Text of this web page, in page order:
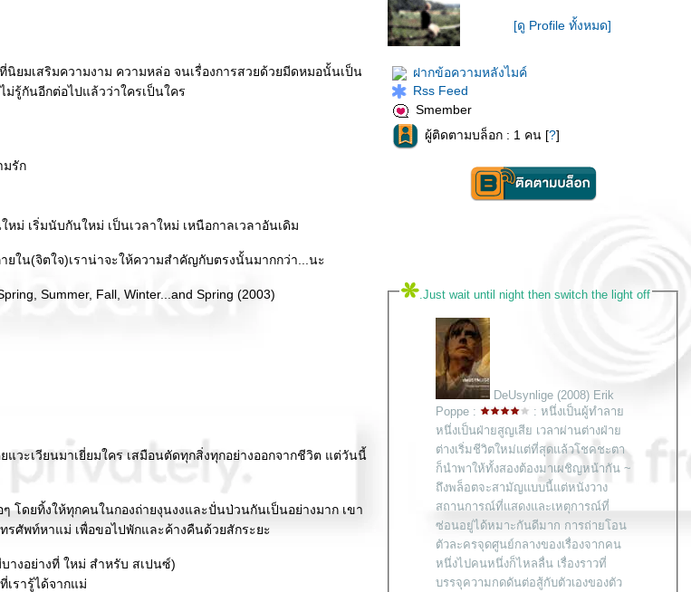
ยมเสริมความงาม ความหล่อ จนเรื่องการสวยด้วยมีดหมอนั้นเป็น
ม่รู้กันอีกต่อไปแล้วว่าใครเป็นใคร
มรัก
เริ่มนับกันใหม่ เป็นเวลาใหม่ เหนือกาลเวลาอันเดิม
ยใน(จิตใจ)เราน่าจะให้ความสำคัญกับตรงนั้นมากกว่า...นะ
Summer, Fall, Winter...and Spring (2003)
แวะเวียนมาเยี่ยมใคร เสมือนตัดทุกสิ่งทุกอย่างออกจากชีวิต แต่วันนี้
โดยทิ้งให้ทุกคนในกองถ่ายงุนงงและปั่นป่วนกันเป็นอย่างมาก เขา
ศัพท์หาแม่ เพื่อขอไปพักและค้างคืนด้วยสักระยะ
างอย่างที่ ใหม่ สำหรับ สเปนซ์)
เรารู้ได้จากแม่
[ดู Profile ทั้งหมด]
ฝากข้อความหลังไมค์
Rss Feed
Smember
ผู้ติดตามบล็อก : 1 คน [?]
.Just wait until night then switch the light off
DeUsynlige (2008) Erik
Poppe :
: หนึ่งเป็นผู้ทำลา
หนึ่งเป็นฝ่ายสูญเสีย เวลาผ่านต่างฝ่า
ต่างเริ่มชีวิตใหม่แต่ที่สุดแล้วโชคชะตา
ก็นำพาให้ทั้งสองต้องมาเผชิญหน้ากัน ~
ถึงพล็อตจะสามัญแบบนี้แต่หนังวาง
สถานการณ์ที่แสดงและเหตุการณ์ที่
ซ่อนอยู่ได้หมาะกันดีมาก การถ่ายโอน
ตัวละครจุดศูนย์กลางของเรื่องจากคน
หนึ่งไปคนหนึ่งก็ไหลลื่น เรื่องราวที่
บรรจุความกดดันต่อสู้กับตัวเองของตัว